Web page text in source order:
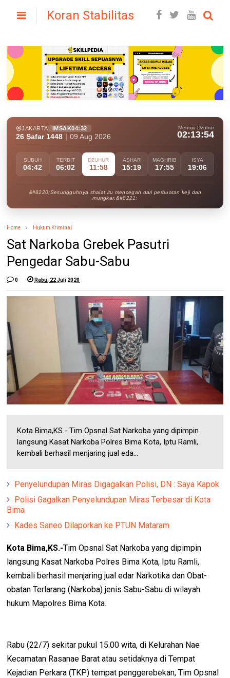
Koran Stabilitas
JAKARTA IMSAK04:32
26 Ṣafar 1448 09 Aug 2026
Menuju Dzuhur
02:13:53
SUBUH
04:42
TERBIT
06:02
DZUHUR
11:58
ASHAR
15:19
MAGHRIB
17:55
ISYA
19:06
&#8220;Sesungguhnya shalat itu mencegah dari perbuatan keji dan
mungkar.&#8221;
Home Hukum Kriminal
Sat Narkoba Grebek Pasutri
Pengedar Sabu-Sabu
0 Rabu, 22 Juli 2020
Kota Bima,KS.- Tim Opsnal Sat Narkoba yang dipimpin
langsung Kasat Narkoba Polres Bima Kota, Iptu Ramli,
kembali berhasil menjaring jual eda...
Penyelundupan Miras Digagalkan Polisi, DN : Saya Kapok
Polisi Gagalkan Penyelundupan Miras Terbesar di Kota
Bima
Kades Saneo Dilaporkan ke PTUN Mataram
Kota Bima,KS.-Tim Opsnal Sat Narkoba yang dipimpin
langsung Kasat Narkoba Polres Bima Kota, Iptu Ramli,
kembali berhasil menjaring jual edar Narkotika dan Obat-
obatan Terlarang (Narkoba) jenis Sabu-Sabu di wilayah
hukum Mapolres Bima Kota.
Rabu (22/7) sekitar pukul 15.00 wita, di Kelurahan Nae
Kecamatan Rasanae Barat atau setidaknya di Tempat
Kejadian Perkara (TKP) tempat penggerebekan, Tim Opsnal